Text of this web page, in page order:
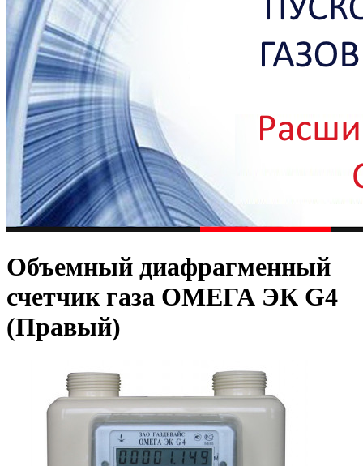
Объемный диафрагменный
счетчик газа ОМЕГА ЭК G4
(Правый)